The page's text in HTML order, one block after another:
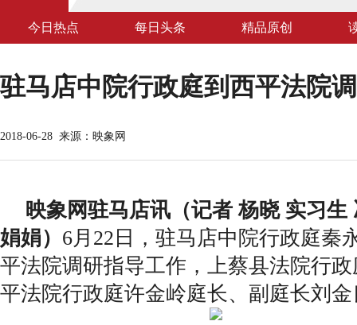
今日热点 每日头条 精品原创
驻马店中院行政庭到西平法院
2018-06-28 来源：映象网
映象网驻马店讯（记者 杨晓 实习生
娟娟） 6月22日，驻马店中院行政庭秦
平法院调研指导工作，上蔡县法院行
平法院行政庭许金岭庭长、副庭长刘